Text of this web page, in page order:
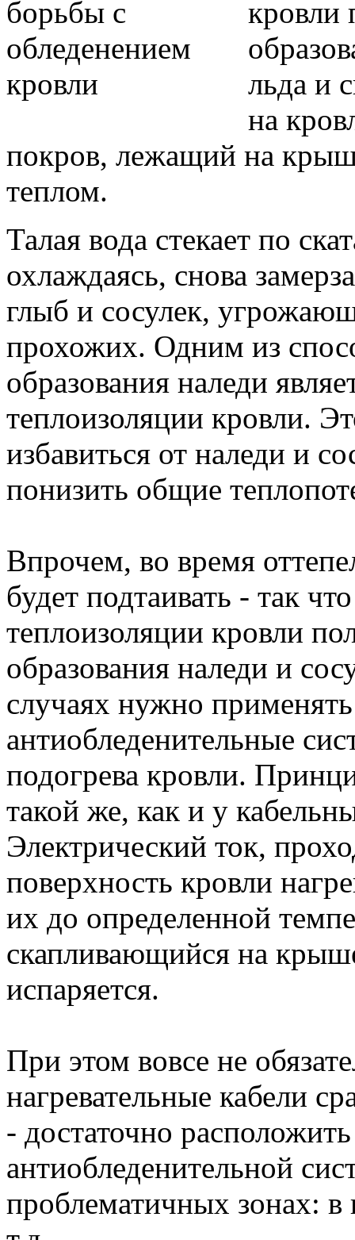
кровли
льда и
на
покров, лежащий на
теплом.
Талая вода стекает по
охлаждаясь, снова
глыб и сосулек,
прохожих. Одним из
образования наледи
теплоизоляции кровли.
избавиться от наледи и
понизить общие
Впрочем, во время
будет подтаивать - так
теплоизоляции кровли
образования наледи и
случаях нужно
антиобледенительные
подогрева кровли.
такой же, как и у
Электрический ток,
поверхность кровли
их до определенной
скапливающийся на
испаряется.
При этом вовсе не
нагревательные кабели
- достаточно
антиобледенительной
проблематичных зонах: в